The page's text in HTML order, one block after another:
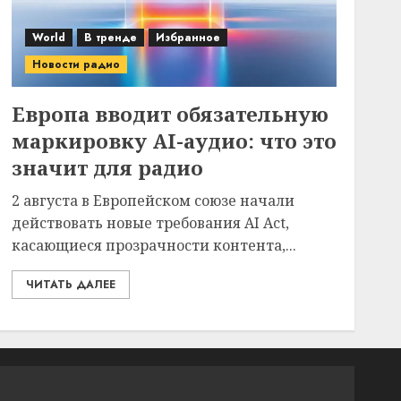
World В тренде
Избранное
Новости радио
Европа вводит обязательную
маркировку AI-аудио: что это
значит для радио
2 августа в Европейском союзе начали
действовать новые требования AI Act,
касающиеся прозрачности контента,...
ЧИТАТЬ ДАЛЕЕ